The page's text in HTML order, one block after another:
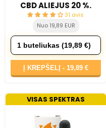
CBD ALIEJUS 20 %.
31 avis
Nuo 19,89 EUR
Į KREPŠELĮ -19,89 €
VISAS SPEKTRAS